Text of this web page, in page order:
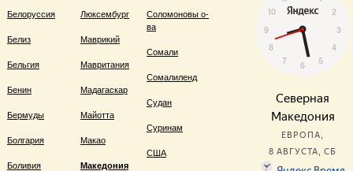
Белоруссия
Белиз
Бельгия
Бенин
Бермуды
Болгария
Боливия
Люксембург
Маврикий
Мавритания
Мадагаскар
Майотта
Макао
Македония
Соломоновы о-
ва
Сомали
Сомалиленд
Судан
Суринам
США